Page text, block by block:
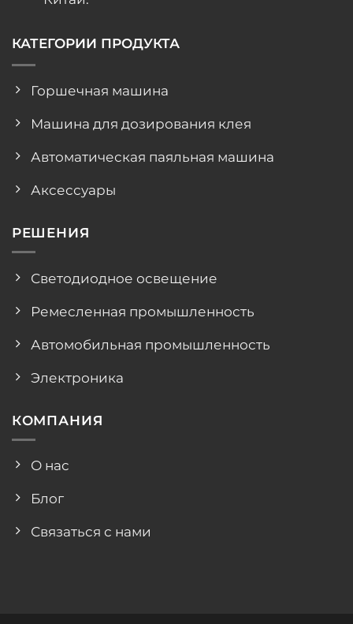
КАТЕГОРИИ ПРОДУКТА
Горшечная машина
Машина для дозирования клея
Автоматическая паяльная машина
Аксессуары
РЕШЕНИЯ
Светодиодное освещение
Ремесленная промышленность
Автомобильная промышленность
Электроника
КОМПАНИЯ
О нас
Блог
Связаться с нами